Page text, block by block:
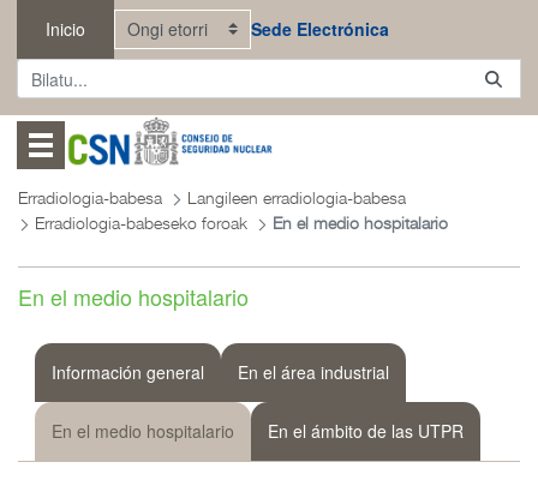
Eduki nagusira joan
Inicio Sede Electrónica
Abrir menú
Erradiologia-babesa
Langileen erradiologia-babesa
Erradiologia-babeseko foroak
En el medio hospitalario
En el medio hospitalario
Información general En el área industrial
En el medio hospitalario En el ámbito de las UTPR